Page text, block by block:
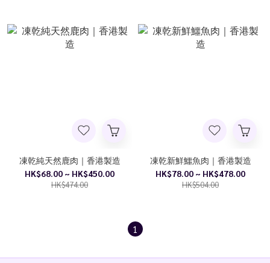
凍乾純天然鹿肉｜香港製造
HK$68.00 ~ HK$450.00
HK$474.00
凍乾新鮮鱷魚肉｜香港製造
HK$78.00 ~ HK$478.00
HK$504.00
1